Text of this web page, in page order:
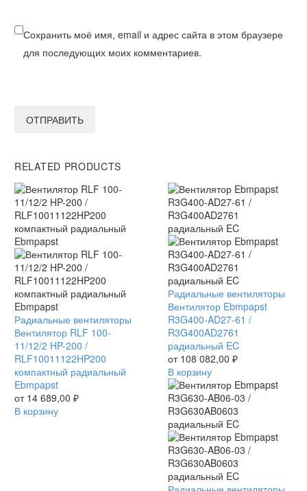
Сохранить моё имя, email и адрес сайта в этом браузере
для последующих моих комментариев.
ОТПРАВИТЬ
RELATED PRODUCTS
Вентилятор
RLF
100-
11/12/2
HP-
200
/
RLF10011122HP200
Радиальные вентиляторы
Вентилятор RLF 100-
11/12/2 HP-200 /
RLF10011122HP200
компактный радиальный
Ebmpapst
от 14 689,00 ₽
В корзину
Вентилятор
Ebmpapst
R3G400-
AD27-
61
/
R3G400AD2761
радиальный
EC
Радиальные вентиляторы
Вентилятор Ebmpapst
R3G400-AD27-61 /
R3G400AD2761
радиальный EC
от 108 082,00 ₽
В корзину